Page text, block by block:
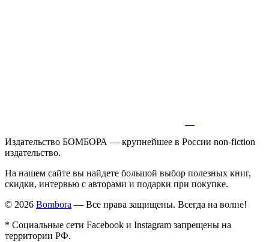
Издательство БОМБОРА — крупнейшее в России non-fiction
издательство.
На нашем сайте вы найдете большой выбор полезных книг,
скидки, интервью с авторами и подарки при покупке.
© 2026 Bombora — Все права защищены. Всегда на волне!
* Социальные сети Facebook и Instagram запрещены на
территории РФ.